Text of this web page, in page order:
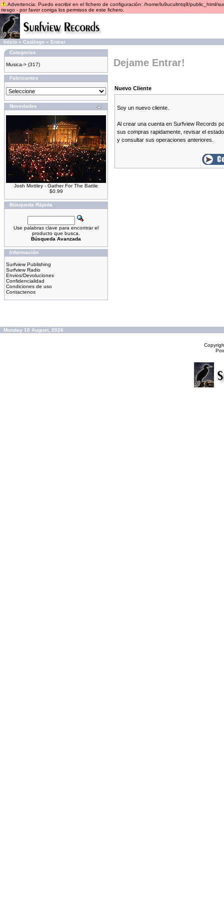
Advertencia: Puedo escribir en el fichero de configuración: /home/lu9ucultntq8/public_html/
riesgo - por favor corriga los permisos de este fichero.
Inicio » Catálogo » Entrar
Categorias
Musica-> (317)
Fabricantes
Novedades
Josh Mottley - Gather For The Battle
$0.99
Búsqueda Rápida
Use palabras clave para encontrar el
producto que busca.
Búsqueda Avanzada
Información
Surfview Publishing
Surfview Radio
Envios/Devoluciones
Confidencialidad
Condiciones de uso
Contactenos
Dejame Entrar!
Nuevo Cliente
Soy un nuevo cliente.
Al crear una cuenta en Surfview Records
sus compras rapidamente, revisar el
y consultar sus operaciones anteriores.
Monday 10 August, 2026